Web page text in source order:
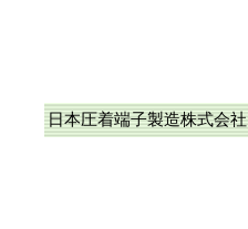
日本圧着端子製造株式会社